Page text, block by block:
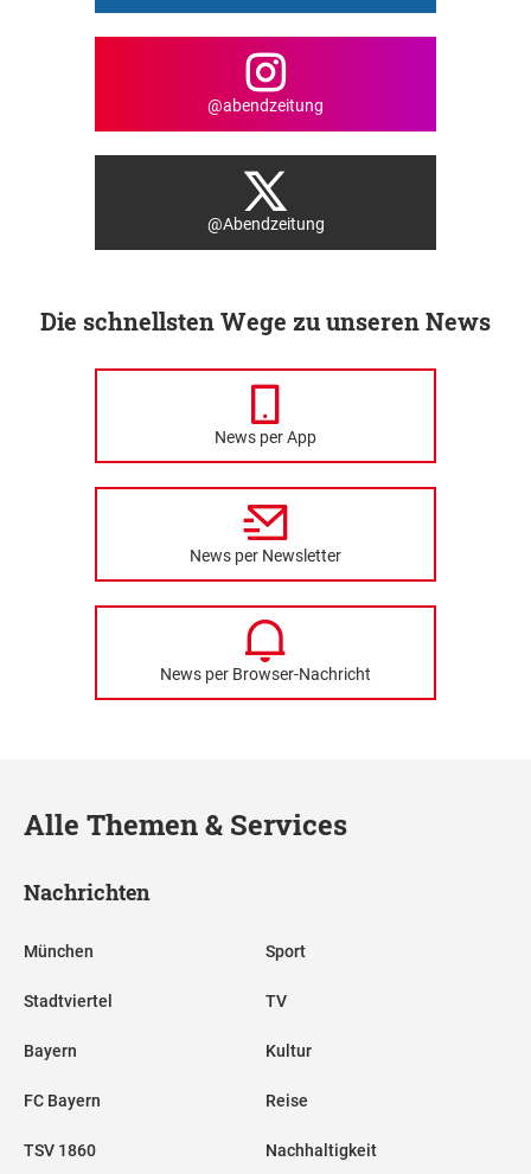
@abendzeitung
@Abendzeitung
Die schnellsten Wege zu unseren News
News per App
News per Newsletter
News per Browser-Nachricht
Alle Themen & Services
Nachrichten
München
Stadtviertel
Bayern
FC Bayern
TSV 1860
Sport
TV
Kultur
Reise
Nachhaltigkeit